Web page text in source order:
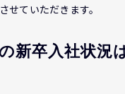
せていただきます。
新卒入社状況